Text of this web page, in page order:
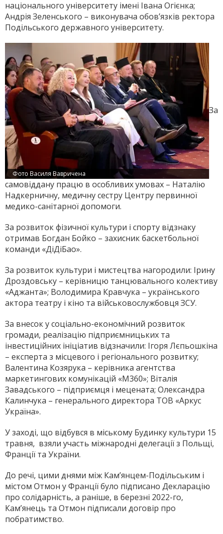
національного університету імені Івана Огієнка;
Андрія Зеленського – виконувача обов’язків ректора
Подільського державного університету.
Фото Василя Вавричена
За
самовіддану працю в особливих умовах – Наталію
Надкерничну, медичну сестру Центру первинної
медико-санітарної допомоги.
За розвиток фізичної культури і спорту відзнаку
отримав Богдан Бойко – захисник баскетбольної
команди «ДіДіБао».
За розвиток культури і мистецтва нагородили: Ірину
Дроздовську – керівницю танцювального колективу
«Аджанта»; Володимира Кравчука – українського
актора театру і кіно та військовослужбовця ЗСУ.
За внесок у соціально-економічний розвиток
громади, реалізацію підприємницьких та
інвестиційних ініціатив відзначили: Ігоря Лєпьошкіна
– експерта з місцевого і регіонального розвитку;
Валентина Козярука – керівника агентства
маркетингових комунікацій «М360»; Віталія
Завадського – підприємця і мецената; Олександра
Калинчука – генерального директора ТОВ «Аркус
Україна».
У заході, що відбувся в міському Будинку культури 15
травня, взяли участь міжнародні делегації з Польщі,
Франції та України.
До речі, цими днями між Кам’янцем-Подільським і
містом Отмон у Франції було підписано Декларацію
про солідарність, а раніше, в березні 2022-го,
Кам’янець та Отмон підписали договір про
побратимство.